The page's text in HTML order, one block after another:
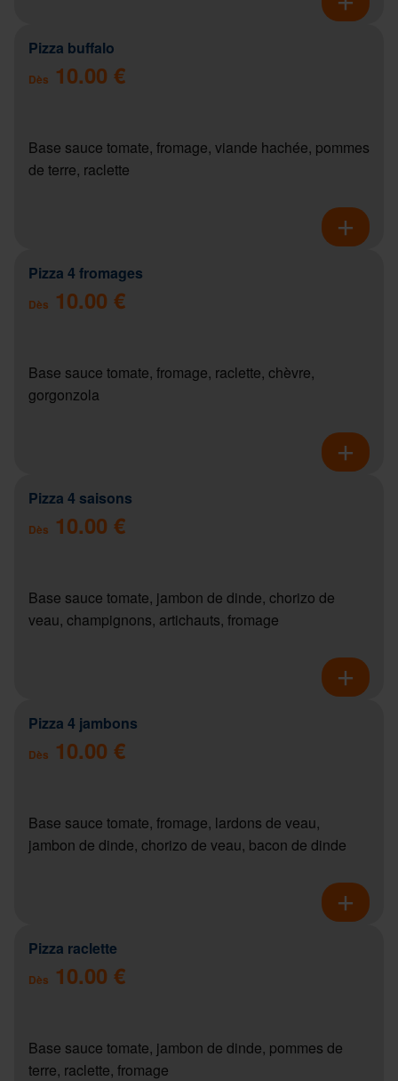
Pizza buffalo
Dès 10.00 €
Base sauce tomate, fromage, viande hachée, pommes
de terre, raclette
Pizza 4 fromages
Dès 10.00 €
Base sauce tomate, fromage, raclette, chèvre,
gorgonzola
Pizza 4 saisons
Dès 10.00 €
Base sauce tomate, jambon de dinde, chorizo de
veau, champignons, artichauts, fromage
Pizza 4 jambons
Dès 10.00 €
Base sauce tomate, fromage, lardons de veau,
jambon de dinde, chorizo de veau, bacon de dinde
Pizza raclette
Dès 10.00 €
Base sauce tomate, jambon de dinde, pommes de
terre, raclette, fromage